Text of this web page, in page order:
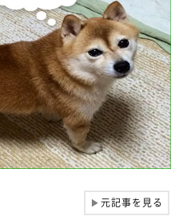
▶元記事を見る